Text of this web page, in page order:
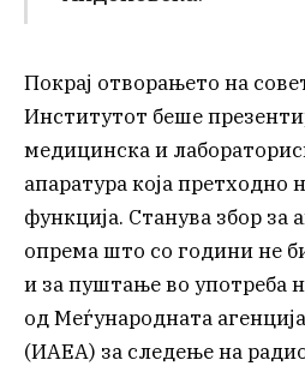
Покрај отворањето на
Институтот беше
медицинска и
апаратура која претходно
функција. Станува збор за
опрема што со години не
и за пуштање во употреба
од Меѓународната
(ИАЕА) за следење на